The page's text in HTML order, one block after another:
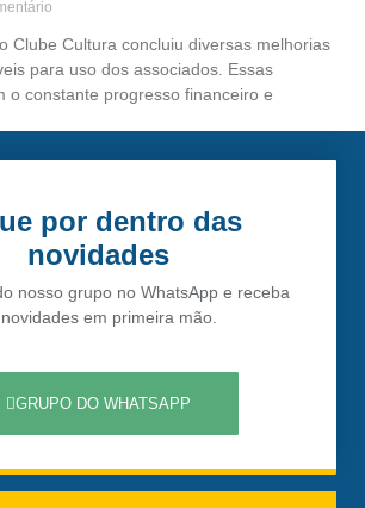
Clube Cultura concluiu diversas melhorias
para uso dos associados. Essas
o constante progresso financeiro e
por dentro das
novidades
nosso grupo no WhatsApp e receba
em primeira mão.
GRUPO DO WHATSAPP